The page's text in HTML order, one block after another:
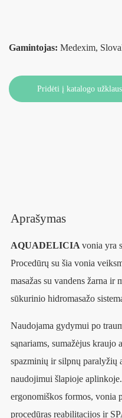
Gamintojas: Medexim,
Pridėti į katalogo
Aprašymas
AQUADELICIA vonia yra
Procedūrų su šia vonia
masažas su vandens žarna ir
sūkurinio hidromasažo
Naudojama gydymui po
sąnariams, sumažėjus kraujo
spazminių ir silpnų paralyžių
naudojimui šlapioje
ergonomiškos formos, vonia
procedūras reabilitacijos ir